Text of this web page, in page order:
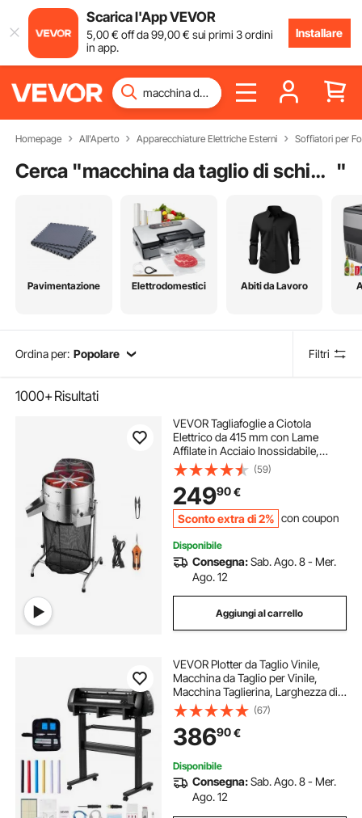
Scarica l'App VEVOR
5,00€ off da99,00€ sui primi 3 ordini
in app.
Installare
Homepage All'Aperto Apparecchiature Elettriche Esterni Soffiatori per
Cerca " macchina da taglio di schiuma "
Pavimentazione Elettrodomestici Abiti da Lavoro
Ordina per: Popolare Filtri
1000+Risultati
VEVOR Tagliafoglie a Ciotola
Elettrico da 415 mm con Lame
Affilate in Acciaio Inossidabile,
Velocità Regolabile, Macchina da
Taglio Idroponica con Sacco di
Raccolta, Potatore Manuale e
Forbici
(59)
24990€
Sconto extra di 2% con coupon
Disponibile
Consegna:Sab. Ago. 8 - Mer.
Ago. 12
Aggiungi al carrello
VEVOR Plotter da Taglio Vinile,
Macchina da Taglio per Vinile,
Macchina Taglierina, Larghezza di
Alimentazione max. 720 mm,
Doppie lame, Forza e Velocità
Regolabili, Display LED con Fogli
Adesivi
(67)
38690€
Disponibile
Consegna:Sab. Ago. 8 - Mer.
Ago. 12